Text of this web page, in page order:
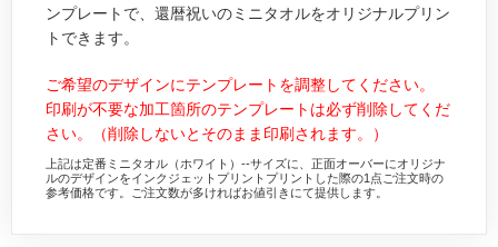
ンプレートで、還暦祝いのミニタオルをオリジナルプリン
トできます。
ご希望のデザインにテンプレートを調整してください。
印刷が不要な加工箇所のテンプレートは必ず削除してくだ
さい。（削除しないとそのまま印刷されます。）
上記は定番ミニタオル（ホワイト）--サイズに、正面オーバーにオリジナ
ルのデザインをインクジェットプリントプリントした際の1点ご注文時の
参考価格です。ご注文数が多ければお値引きにて提供します。